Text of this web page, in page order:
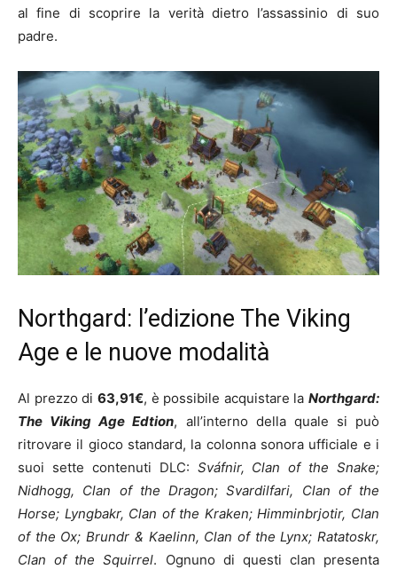
al fine di scoprire la verità dietro l’assassinio di suo
padre.
Northgard: l’edizione The Viking
Age e le nuove modalità
Al prezzo di 63,91€, è possibile acquistare la Northgard:
The Viking Age Edtion, all’interno della quale si può
ritrovare il gioco standard, la colonna sonora ufficiale e i
suoi sette contenuti DLC: Sváfnir, Clan of the Snake;
Nidhogg, Clan of the Dragon; Svardilfari, Clan of the
Horse; Lyngbakr, Clan of the Kraken; Himminbrjotir, Clan
of the Ox; Brundr & Kaelinn, Clan of the Lynx; Ratatoskr,
Clan of the Squirrel. Ognuno di questi clan presenta